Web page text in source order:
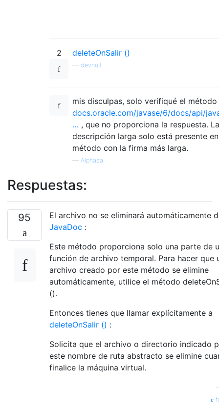
2 deleteOnSalir ()
devnull
mis disculpas, solo verifiqué el método
docs.oracle.com/javase/6/docs/api/
… , que no proporciona la respuesta. La
descripción larga solo está presente
método con la firma más larga.
— Alphaaa
Respuestas:
95
El archivo no se eliminará automáticamente
JavaDoc :
Este método proporciona solo una parte de
función de archivo temporal. Para hacer que
archivo creado por este método se elimine
automáticamente, utilice el método
().
Entonces tienes que llamar explícitamente a
deleteOnSalir () :
Solicita que el archivo o directorio indicado
este nombre de ruta abstracto se elimine
finalice la máquina virtual.